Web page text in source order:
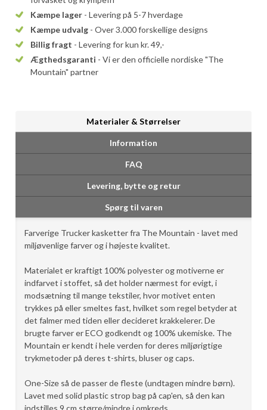
Kæmpe lager - Levering på 5-7 hverdage
Kæmpe udvalg - Over 3.000 forskellige designs
Billig fragt - Levering for kun kr. 49,-
Ægthedsgaranti - Vi er den officielle nordiske "The
Mountain" partner
Materialer & Størrelser
Information
FAQ
Levering, bytte og retur
Spørg til varen
Farverige Trucker kasketter fra The Mountain - lavet med
miljøvenlige farver og i højeste kvalitet.
Materialet er kraftigt 100% polyester og motiverne er
indfarvet i stoffet, så det holder nærmest for evigt, i
modsætning til mange tekstiler, hvor motivet enten
trykkes på eller smeltes fast, hvilket som regel betyder at
det falmer med tiden eller decideret krakkelerer. De
brugte farver er ECO godkendt og 100% ukemiske. The
Mountain er kendt i hele verden for deres miljørigtige
trykmetoder på deres t-shirts, bluser og caps.
One-Size så de passer de fleste (undtagen mindre børn).
Lavet med solid plastic strop bag på cap'en, så den kan
indstilles 9 cm større/mindre i omkreds.